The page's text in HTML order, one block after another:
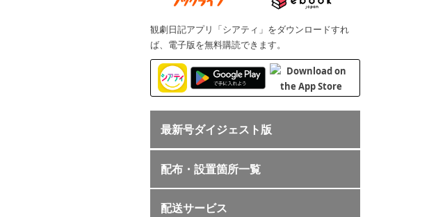
観劇日記アプリ「シアティ」をダウンロードすれ
ば、電子版を無料購読できます。
最新号ダイジェスト版
配布・設置箇所一覧
配送サービス